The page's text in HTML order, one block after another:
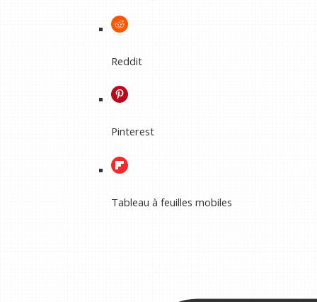
Reddit
Pinterest
Tableau à feuilles mobiles